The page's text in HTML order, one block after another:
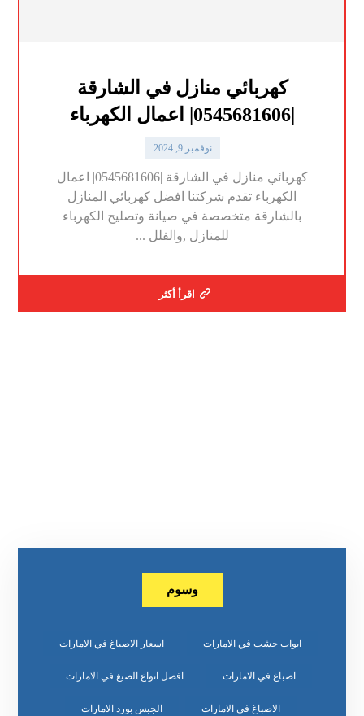
كهربائي منازل في الشارقة
|0545681606| اعمال الكهرباء
نوفمبر 9, 2024
كهربائي منازل في الشارقة |0545681606| اعمال
الكهرباء تقدم شركتنا افضل كهربائي المنازل
بالشارقة متخصصة في صيانة وتصليح الكهرباء
للمنازل ,والفلل ...
اقرأ أكثر
وسوم
ابواب خشب في الامارات اسعار الاصباغ في الامارات
اصباغ في الامارات افضل انواع الصبغ في الامارات
الاصباغ في الامارات الجبس بورد الامارات